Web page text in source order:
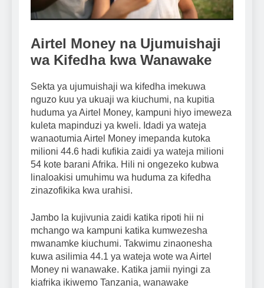
Airtel Money na Ujumuishaji
wa Kifedha kwa Wanawake
Sekta ya ujumuishaji wa kifedha imekuwa
nguzo kuu ya ukuaji wa kiuchumi, na kupitia
huduma ya Airtel Money, kampuni hiyo imeweza
kuleta mapinduzi ya kweli. Idadi ya wateja
wanaotumia Airtel Money imepanda kutoka
milioni 44.6 hadi kufikia zaidi ya wateja milioni
54 kote barani Afrika. Hili ni ongezeko kubwa
linaloakisi umuhimu wa huduma za kifedha
zinazofikika kwa urahisi.
Jambo la kujivunia zaidi katika ripoti hii ni
mchango wa kampuni katika kumwezesha
mwanamke kiuchumi. Takwimu zinaonesha
kuwa asilimia 44.1 ya wateja wote wa Airtel
Money ni wanawake. Katika jamii nyingi za
kiafrika ikiwemo Tanzania, wanawake